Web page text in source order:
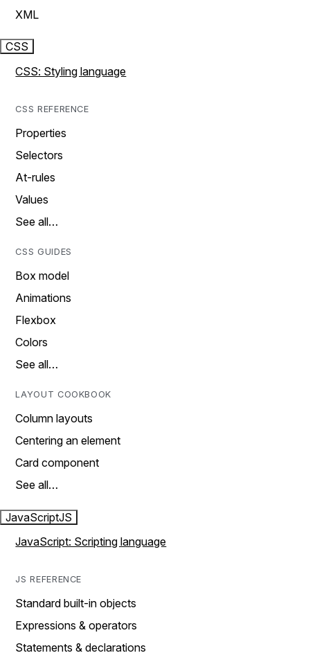
XML
CSS
CSS: Styling language
CSS REFERENCE
Properties
Selectors
At-rules
Values
See all…
CSS GUIDES
Box model
Animations
Flexbox
Colors
See all…
LAYOUT COOKBOOK
Column layouts
Centering an element
Card component
See all…
JavaScriptJS
JavaScript: Scripting language
JS REFERENCE
Standard built-in objects
Expressions & operators
Statements & declarations